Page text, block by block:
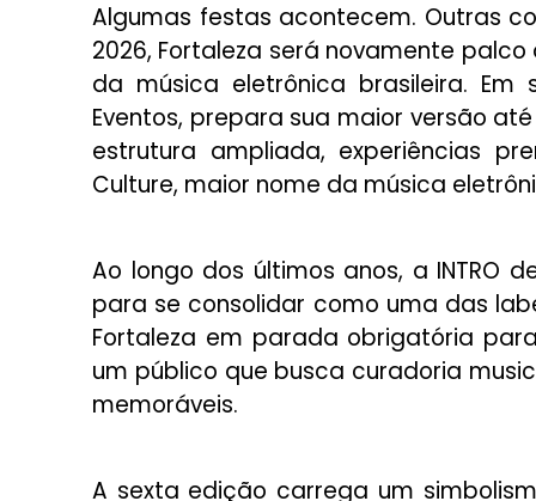
Algumas festas acontecem. Outras
2026, Fortaleza será novamente
da música eletrônica brasileira. Em
Eventos, prepara sua maior versão
estrutura ampliada, experiências
Culture, maior nome da música
Ao longo dos últimos anos, a INTRO
para se consolidar como uma das
Fortaleza em parada obrigatória
um público que busca curadoria
memoráveis.
A sexta edição carrega um